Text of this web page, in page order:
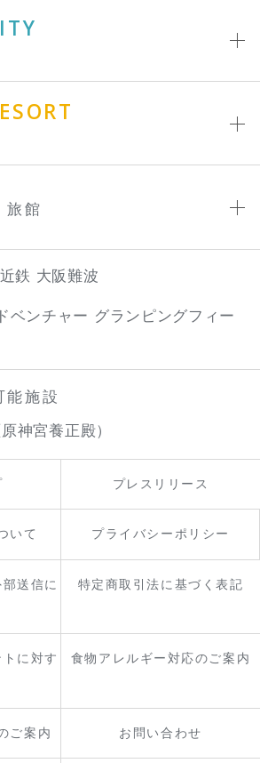
旅館
鉄 大阪難波
ベンチャー グランピングフィー
能施設
神宮養正殿）
プレスリリース
いて プライバシーポリシー
送信に
特定商取引法に基づく表記
に対す
食物アレルギー対応のご案内
ご案内 お問い合わせ